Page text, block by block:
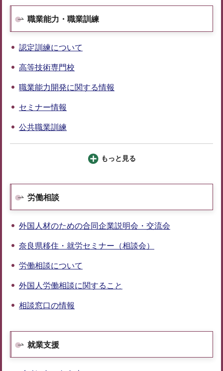
職業能力・職業訓練
認定訓練について
高等技術専門校
職業能力開発に関する情報
セミナー情報
公共職業訓練
もっと見る
労働相談
外国人材のための合同企業説明会・交流会
奈良県移住・就労セミナー（相談会）
労働相談について
外国人労働相談に関すること
相談窓口の情報
就業支援